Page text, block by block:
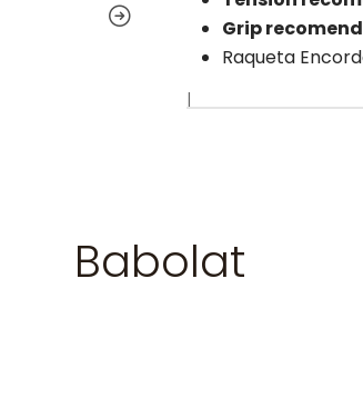
Grip
Raqueta
|
Babolat